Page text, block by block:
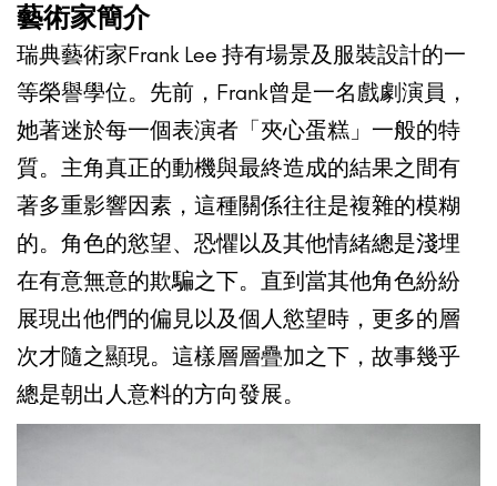
藝術家簡介
瑞典藝術家Frank Lee 持有場景及服裝設計的一
等榮譽學位。先前，Frank曾是一名戲劇演員，
她著迷於每一個表演者「夾心蛋糕」一般的特
質。主角真正的動機與最終造成的結果之間有
著多重影響因素，這種關係往往是複雜的模糊
的。角色的慾望、恐懼以及其他情緒總是淺埋
在有意無意的欺騙之下。直到當其他角色紛紛
展現出他們的偏見以及個人慾望時，更多的層
次才隨之顯現。這樣層層疊加之下，故事幾乎
總是朝出人意料的方向發展。